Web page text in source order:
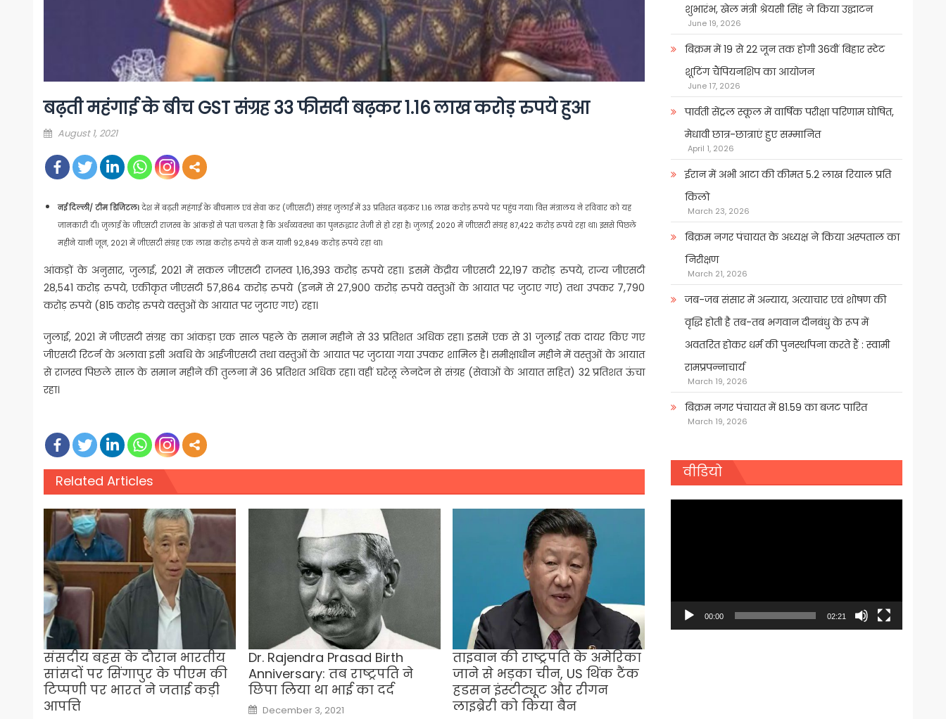
बढ़ती महंगाई के बीच GST संग्रह 33 फीसदी बढ़कर 1.16 लाख करोड़ रुपये हुआ
Posted
August 1, 2021
नई दिल्ली/ टीम डिजिटल। देश में बढ़ती महंगाई के बीचमाल एवं सेवा कर (जीएसटी) संग्रह जुलाई में 33 प्रतिशत बढ़कर 1.16 लाख करोड़ रुपये पर पहुंच गया। वित्त मंत्रालय ने रविवार को यह
जानकारी दी। जुलाई के जीएसटी राजस्व के आंकड़ों से पता चलता है कि अर्थव्यवस्था का पुनरुद्धार तेजी से हो रहा है। जुलाई, 2020 में जीएसटी संग्रह 87,422 करोड़ रुपये रहा था। इससे पिछले
महीने यानी जून, 2021 में जीएसटी संग्रह एक लाख करोड़ रुपये से कम यानी 92,849 करोड़ रुपये रहा था।
आंकड़ों के अनुसार, जुलाई, 2021 में सकल जीएसटी राजस्व 1,16,393 करोड़ रुपये रहा। इसमें केंद्रीय जीएसटी 22,197 करोड़ रुपये, राज्य जीएसटी
28,541 करोड़ रुपये, एकीकृत जीएसटी 57,864 करोड़ रुपये (इनमें से 27,900 करोड़ रुपये वस्तुओं के आयात पर जुटाए गए) तथा उपकर 7,790
करोड़ रुपये (815 करोड़ रुपये वस्तुओं के आयात पर जुटाए गए) रहा।
जुलाई, 2021 में जीएसटी संग्रह का आंकड़ा एक साल पहले के समान महीने से 33 प्रतिशत अधिक रहा। इसमें एक से 31 जुलाई तक दायर किए गए
जीएसटी रिटर्न के अलावा इसी अवधि के आईजीएसटी तथा वस्तुओं के आयात पर जुटाया गया उपकर शामिल है। समीक्षाधीन महीने में वस्तुओं के आयात
से राजस्व पिछले साल के समान महीने की तुलना में 36 प्रतिशत अधिक रहा। वहीं घरेलू लेनदेन से संग्रह (सेवाओं के आयात सहित) 32 प्रतिशत ऊंचा
रहा।
Related Articles
संसदीय बहस के दौरान भारतीय
सांसदों पर सिंगापुर के पीएम की
टिप्पणी पर भारत ने जताई कड़ी
आपत्ति
Dr. Rajendra Prasad Birth
Anniversary: तब राष्‍ट्रपति ने
छिपा लिया था भाई का दर्द
Posted
on
December 3, 2021
ताइवान की राष्ट्रपति के अमेरिका
जाने से भड़का चीन, US थिंक टैंक
हडसन इंस्टीट्यूट और रीगन
लाइब्रेरी को किया बैन
शुभारंभ, खेल मंत्री श्रेयसी सिंह ने किया उद्घाटन
June 19, 2026
बिक्रम में 19 से 22 जून तक होगी 36वीं बिहार स्टेट
शूटिंग चैंपियनशिप का आयोजन
June 17, 2026
पार्वती सेंट्रल स्कूल में वार्षिक परीक्षा परिणाम घोषित,
मेधावी छात्र-छात्राएं हुए सम्मानित
April 1, 2026
ईरान में अभी आटा की कीमत 5.2 लाख रियाल प्रति
किलो
March 23, 2026
बिक्रम नगर पंचायत के अध्यक्ष ने किया अस्पताल का
निरीक्षण
March 21, 2026
जब-जब संसार में अन्याय, अत्याचार एवं शोषण की
वृद्धि होती है तब-तब भगवान दीनबंधु के रूप में
अवतरित होकर धर्म की पुनर्स्थापना करते हैं : स्वामी
रामप्रपन्नाचार्य
March 19, 2026
बिक्रम नगर पंचायत में 81.59 का बजट पारित
March 19, 2026
वीडियो
00:00 02:21